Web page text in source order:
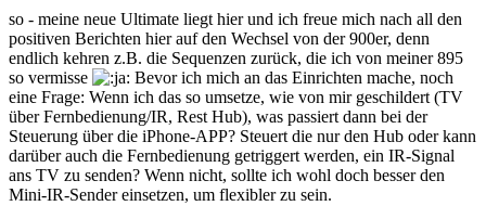
so - meine neue Ultimate liegt hier und ich freue mich nach all den
positiven Berichten hier auf den Wechsel von der 900er, denn
endlich kehren z.B. die Sequenzen zurück, die ich von meiner 895
so vermisse
Bevor ich mich an das Einrichten mache, noch
eine Frage: Wenn ich das so umsetze, wie von mir geschildert (TV
über Fernbedienung/IR, Rest Hub), was passiert dann bei der
Steuerung über die iPhone-APP? Steuert die nur den Hub oder kann
darüber auch die Fernbedienung getriggert werden, ein IR-Signal
ans TV zu senden? Wenn nicht, sollte ich wohl doch besser den
Mini-IR-Sender einsetzen, um flexibler zu sein.